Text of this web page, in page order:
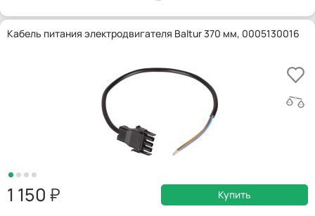
Кабель питания электродвигателя Baltur 370 мм, 0005130016
1 150 Купить